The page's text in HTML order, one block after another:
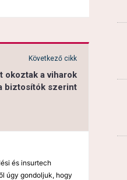
Következő cikk
okoztak a viharok
biztosítók szerint
és insurtech
úgy gondoljuk, hogy